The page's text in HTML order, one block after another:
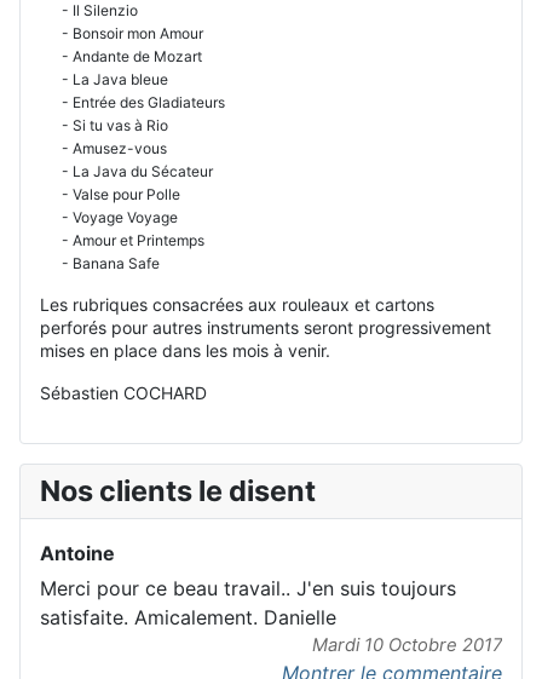
- Il Silenzio
- Bonsoir mon Amour
- Andante de Mozart
- La Java bleue
- Entrée des Gladiateurs
- Si tu vas à Rio
- Amusez-vous
- La Java du Sécateur
- Valse pour Polle
- Voyage Voyage
- Amour et Printemps
- Banana Safe
Les rubriques consacrées aux rouleaux et cartons
perforés pour autres instruments seront progressivement
mises en place dans les mois à venir.
Sébastien COCHARD
Nos clients le disent
Antoine
Merci pour ce beau travail.. J'en suis toujours
satisfaite. Amicalement. Danielle
Mardi 10 Octobre 2017
Montrer le commentaire